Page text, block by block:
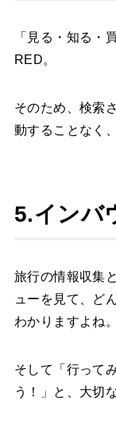
「見る・知る・
RED。
そのため、検索
動することなく
5.インバ
旅行の情報収集
ューを見て、ど
わかりますよね。
そして「行って
う！」と、大切